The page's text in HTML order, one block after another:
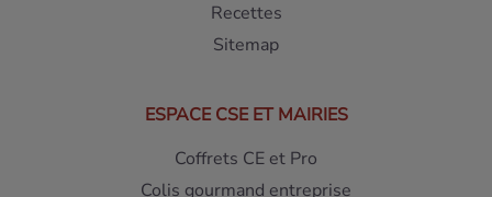
Recettes
Sitemap
ESPACE CSE ET MAIRIES
Coffrets CE et Pro
Colis gourmand entreprise